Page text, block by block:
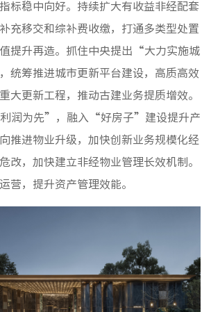
标稳中向好。持续扩大有收益非经配套
充移交和综补费收缴，打通多类型处置
提升再造。抓住中央提出“大力实施城
统筹推进城市更新平台建设，高质高效
大更新工程，推动古建业务提质增效。
润为先”，融入“好房子”建设提升产
推进物业升级，加快创新业务规模化经
改，加快建立非经物业管理长效机制。
营，提升资产管理效能。